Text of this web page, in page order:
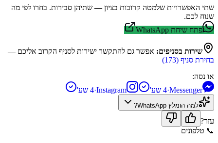
שתי האפשרויות שלמטה קרובות בציון — שתיהן סבירות. בחרו לפי מה
שנוח לכם.
פתח שיחת WhatsApp
שירות בסניפים: אפשר גם להתקשר ישירות לסניף הקרוב אליכם —
בחירת סניף (173
)
או נסה:
Messenger
·4 שע' Instagram
·4 שע'
למה הומלץ WhatsApp
?
עזר?
📞 טלפונים